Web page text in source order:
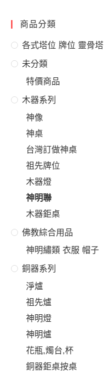
商品分類
各式塔位 牌位 靈骨塔
未分類
特價商品
木器系列
神像
神桌
台灣訂做神桌
祖先牌位
木器燈
神明聯
木器鉅桌
佛教綜合用品
神明繡類 衣服 帽子
銅器系列
淨爐
祖先爐
神明燈
神明爐
花瓶,燭台,杯
銅器鉅桌按桌